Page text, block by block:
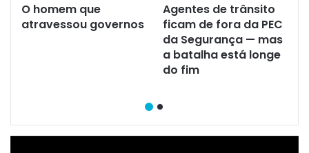
O homem que
atravessou governos
Agentes de trânsito
ficam de fora da PEC
da Segurança — mas
a batalha está longe
do fim